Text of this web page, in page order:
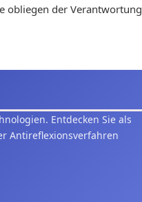
obliegen der Verantwortung
Entdecken Sie als
Antireflexionsverfahren